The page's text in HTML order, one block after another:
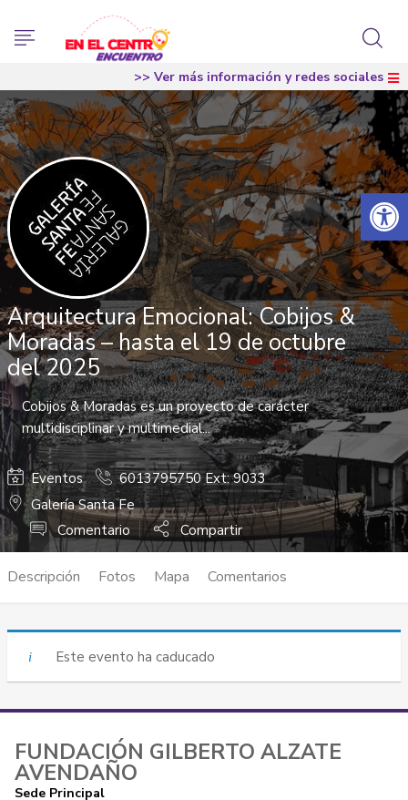
Abrir
>> Ver más información y redes sociales
Arquitectura Emocional: Cobijos &
Moradas – hasta el 19 de octubre
del 2025
Cobijos & Moradas es un proyecto de carácter
multidisciplinar y multimedial...
Eventos
6013795750 Ext: 9033
Galería Santa Fe
Comentario
Compartir
Descripción Fotos Mapa Comentarios
Este evento ha caducado
FUNDACIÓN GILBERTO ALZATE
AVENDAÑO
Sede Principal